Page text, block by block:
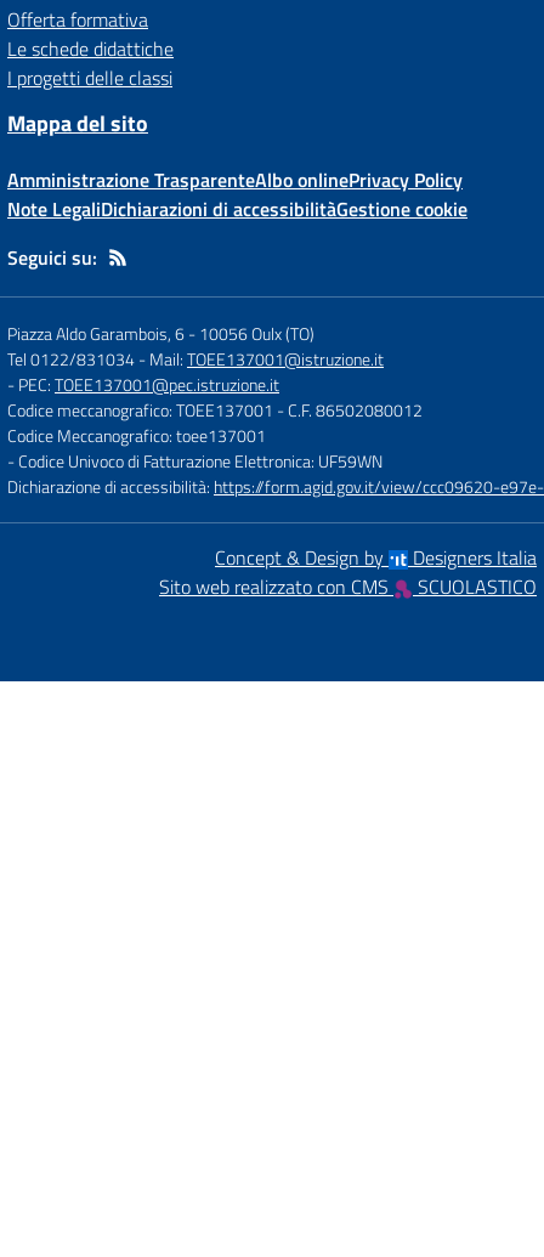
Offerta formativa
Le schede didattiche
I progetti delle classi
Mappa del sito
Amministrazione TrasparenteAlbo onlinePrivacy Policy
Note LegaliDichiarazioni di accessibilitàGestione cookie
Seguici su:
Piazza Aldo Garambois, 6-10056 Oulx (TO)
Tel 0122/831034- Mail:TOEE137001@istruzione.it
- PEC:TOEE137001@pec.istruzione.it
Codice meccanografico: TOEE137001 - C.F. 86502080012
Codice Meccanografico: toee137001
- Codice Univoco di Fatturazione Elettronica: UF59WN
Dichiarazione di accessibilità: https://form.agid.gov.it/view/ccc09620-
Concept & Design by
Designers Italia
Sito web realizzato con CMS
SCUOLASTICO